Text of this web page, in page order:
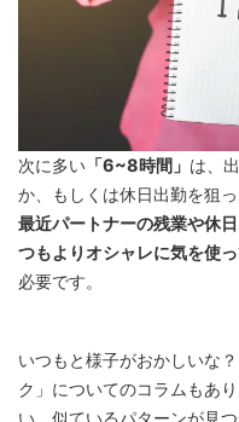
次に多い 「6~8時間」 は、
か、もしくは休日出勤を狙
最近パートナーの残業や休
つもよりオシャレに気を使
必要です。
いつもと様子がおかしいな
ク」についてのコラムもあ